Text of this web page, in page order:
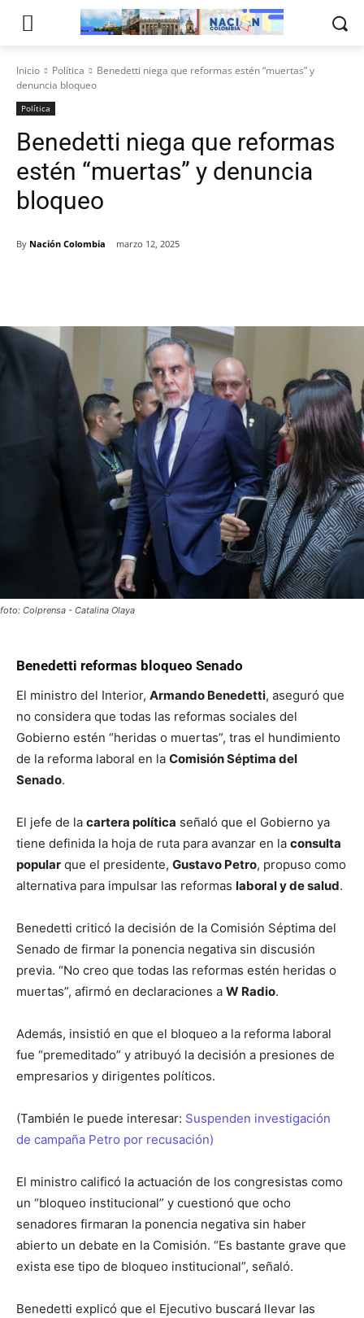
Inicio Política
Benedetti niega que reformas estén “muertas” y
denuncia bloqueo
Política
Benedetti niega que reformas
estén “muertas” y denuncia
bloqueo
By Nación Colombia marzo 12, 2025
foto: Colprensa - Catalina Olaya
Benedetti reformas bloqueo Senado
El ministro del Interior, Armando Benedetti, aseguró que
no considera que todas las reformas sociales del
Gobierno estén “heridas o muertas”, tras el hundimiento
de la reforma laboral en la Comisión Séptima del
Senado.
El jefe de la cartera política señaló que el Gobierno ya
tiene definida la hoja de ruta para avanzar en la consulta
popular que el presidente, Gustavo Petro, propuso como
alternativa para impulsar las reformas laboral y de salud.
Benedetti criticó la decisión de la Comisión Séptima del
Senado de firmar la ponencia negativa sin discusión
previa. “No creo que todas las reformas estén heridas o
muertas”, afirmó en declaraciones a W Radio.
Además, insistió en que el bloqueo a la reforma laboral
fue “premeditado” y atribuyó la decisión a presiones de
empresarios y dirigentes políticos.
(También le puede interesar: Suspenden investigación
de campaña Petro por recusación)
El ministro calificó la actuación de los congresistas como
un “bloqueo institucional” y cuestionó que ocho
senadores firmaran la ponencia negativa sin haber
abierto un debate en la Comisión. “Es bastante grave que
exista ese tipo de bloqueo institucional”, señaló.
Benedetti explicó que el Ejecutivo buscará llevar las